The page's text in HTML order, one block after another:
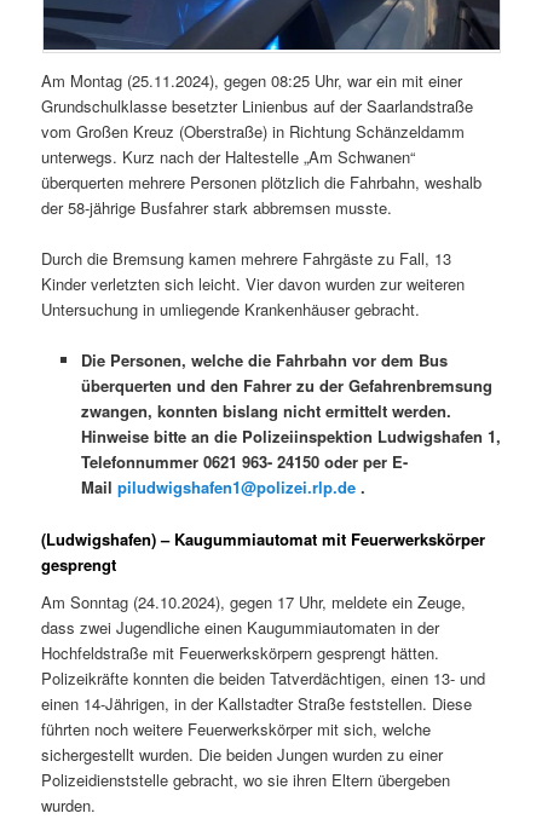
Am Montag (25.11.2024), gegen 08:25 Uhr, war ein mit einer
Grundschulklasse besetzter Linienbus auf der Saarlandstraße
vom Großen Kreuz (Oberstraße) in Richtung Schänzeldamm
unterwegs. Kurz nach der Haltestelle „Am Schwanen“
überquerten mehrere Personen plötzlich die Fahrbahn, weshalb
der 58-jährige Busfahrer stark abbremsen musste.
Durch die Bremsung kamen mehrere Fahrgäste zu Fall, 13
Kinder verletzten sich leicht. Vier davon wurden zur weiteren
Untersuchung in umliegende Krankenhäuser gebracht.
Die Personen, welche die Fahrbahn vor dem Bus
überquerten und den Fahrer zu der Gefahrenbremsung
zwangen, konnten bislang nicht ermittelt werden.
Hinweise bitte an die Polizeiinspektion Ludwigshafen 1,
Telefonnummer 0621 963- 24150 oder per E-
Mail piludwigshafen1@polizei.rlp.de.
(Ludwigshafen) – Kaugummiautomat mit Feuerwerkskörper
gesprengt
Am Sonntag (24.10.2024), gegen 17 Uhr, meldete ein Zeuge,
dass zwei Jugendliche einen Kaugummiautomaten in der
Hochfeldstraße mit Feuerwerkskörpern gesprengt hätten.
Polizeikräfte konnten die beiden Tatverdächtigen, einen 13- und
einen 14-Jährigen, in der Kallstadter Straße feststellen. Diese
führten noch weitere Feuerwerkskörper mit sich, welche
sichergestellt wurden. Die beiden Jungen wurden zu einer
Polizeidienststelle gebracht, wo sie ihren Eltern übergeben
wurden.